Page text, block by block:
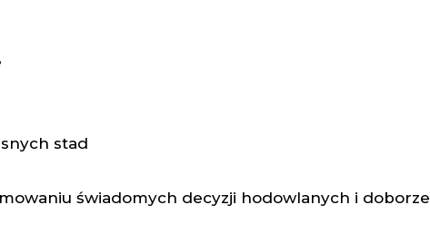
stad
świadomych decyzji hodowlanych i doborze